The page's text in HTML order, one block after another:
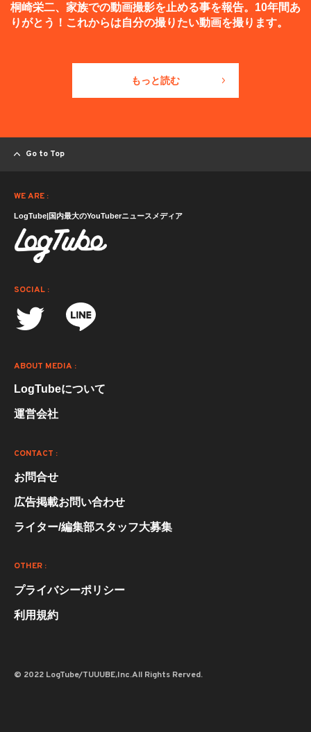
桐崎栄二、家族での動画撮影を止める事を報告。10年間あ
りがとう！これからは自分の撮りたい動画を撮ります。
もっと読む
Go to Top
WE ARE :
LogTube|国内最大のYouTuberニュースメディア
SOCIAL :
ABOUT MEDIA :
LogTubeについて
運営会社
CONTACT :
お問合せ
広告掲載お問い合わせ
ライター/編集部スタッフ大募集
OTHER :
プライバシーポリシー
利用規約
© 2022 LogTube/TUUUBE,Inc.All Rights Rerved.